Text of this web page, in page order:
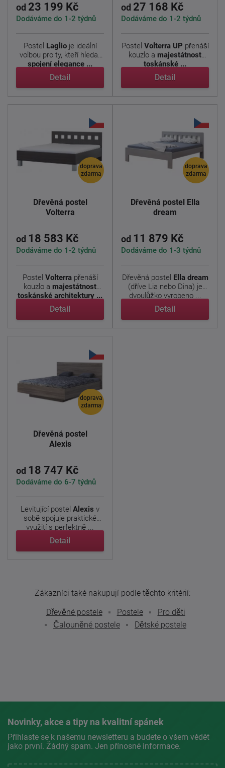
od 23 199 Kč
Dodáváme do 1-2 týdnů
Postel Laglioje ideální
volbou pro ty, kteří hledají
spojení elegance ...
Detail
od 27 168 Kč
Dodáváme do 1-2 týdnů
Postel Volterra UP přenáší
kouzlo a majestátnost
toskánské ...
Detail
doprava
zdarma
Dřevěná postel
Volterra
od 18 583 Kč
Dodáváme do 1-2 týdnů
Postel Volterrapřenáší
kouzlo a majestátnost
toskánské architektury ...
Detail
doprava
zdarma
Dřevěná postel Ella
dream
od 11 879 Kč
Dodáváme do 1-3 týdnů
Dřevěná postel Ella dream
(dříve Lia nebo Dina) je
dvoulůžko vyrobeno ...
Detail
doprava
zdarma
Dřevěná postel
Alexis
od 18 747 Kč
Dodáváme do 6-7 týdnů
Levitující postel Alexis v
sobě spojuje praktické
využití s perfektně ...
Detail
Zákazníci také nakupují podle těchto kritérií:
Dřevěné postele
Postele
Pro děti
Čalouněné postele
Dětské postele
Novinky, akce a tipy na kvalitní spánek
Přihlaste se k našemu newsletteru a budete o všem vědět
jako první. Žádný spam. Jen přínosné informace.